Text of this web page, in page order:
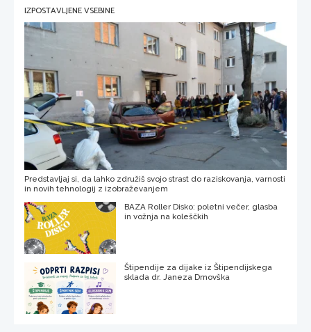
IZPOSTAVLJENE VSEBINE
Predstavljaj si, da lahko združiš svojo strast do raziskovanja, varnosti
in novih tehnologij z izobraževanjem
BAZA Roller Disko: poletni večer, glasba
in vožnja na koleščkih
Štipendije za dijake iz Štipendijskega
sklada dr. Janeza Drnovška